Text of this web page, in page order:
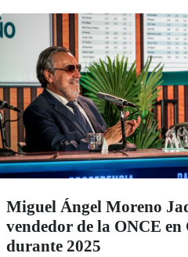
Miguel Ángel Moreno
vendedor de la ONCE
durante 2025